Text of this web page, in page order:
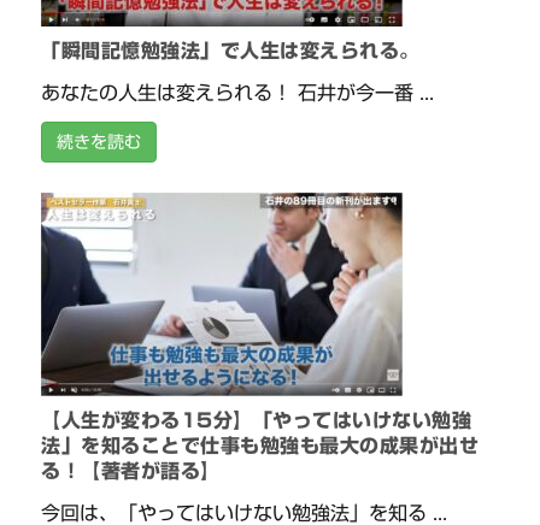
「瞬間記憶勉強法」で人生は変えられる。
あなたの人生は変えられる！ 石井が今一番 ...
続きを読む
【人生が変わる15分】「やってはいけない勉強
法」を知ることで仕事も勉強も最大の成果が出せ
る！【著者が語る】
今回は、「やってはいけない勉強法」を知る ...